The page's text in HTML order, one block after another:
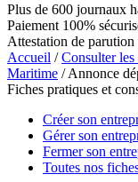
Plus de 600 journaux
Paiement 100%
Attestation de
Accueil /Consulter les
Maritime / Annonce
Fiches pratiques et
Créer son
Gérer son
Fermer son
Toutes nos